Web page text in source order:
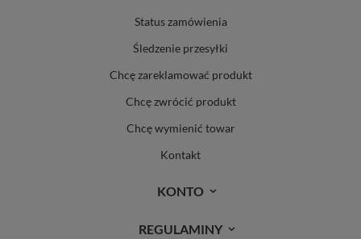
Status zamówienia
Śledzenie przesyłki
Chcę zareklamować produkt
Chcę zwrócić produkt
Chcę wymienić towar
Kontakt
KONTO
REGULAMINY